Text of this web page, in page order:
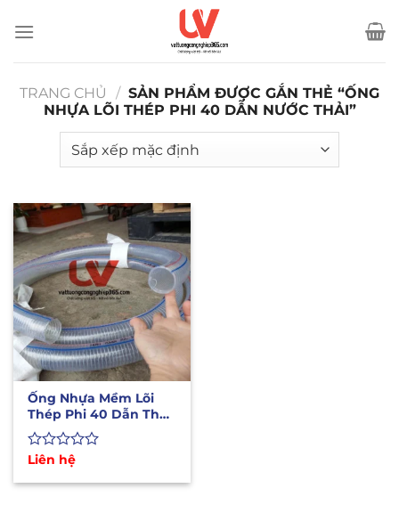
qua
TRANG CHỦ
/ SẢN PHẨM ĐƯỢC GẮN THẺ “ỐNG
NHỰA LÕI THÉP PHI 40 DẪN NƯỚC THẢI”
Ống Nhựa Mềm Lõi
Thép Phi 40 Dẫn Thực
Phẩm, Dầu, Hóa Chất
Được
hạng
Liên hệ